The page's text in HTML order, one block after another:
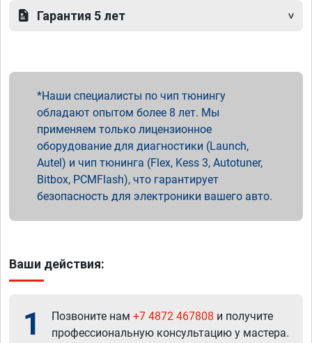
Гарантия 5 лет
Наши специалисты по чип тюнингу
обладают опытом более 8 лет. Мы
применяем только лицензионное
оборудование для диагностики (Launch,
Autel) и чип тюнинга (Flex, Kess 3, Autotuner,
Bitbox, PCMFlash), что гарантирует
безопасность для электроники вашего авто.
Ваши действия:
1 Позвоните нам +7 4872 467808 и получите
профессиональную консультацию у мастера.